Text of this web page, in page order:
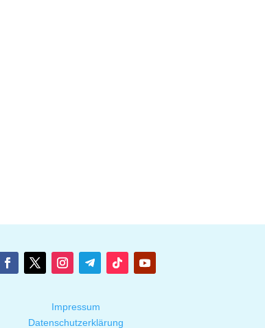
Impressum
Datenschutzerklärung